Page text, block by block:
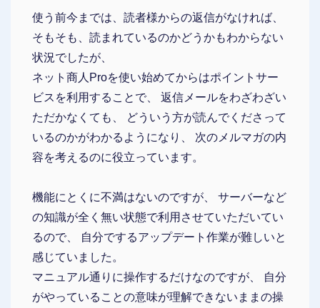
使う前今までは、読者様からの返信がなければ、
そもそも、読まれているのかどうかもわからない
状況でしたが、
ネット商人Proを使い始めてからはポイントサー
ビスを利用することで、 返信メールをわざわざい
ただかなくても、 どういう方が読んでくださって
いるのかがわかるようになり、 次のメルマガの内
容を考えるのに役立っています。
機能にとくに不満はないのですが、 サーバーなど
の知識が全く無い状態で利用させていただいてい
るので、 自分でするアップデート作業が難しいと
感じていました。
マニュアル通りに操作するだけなのですが、 自分
がやっていることの意味が理解できないままの操